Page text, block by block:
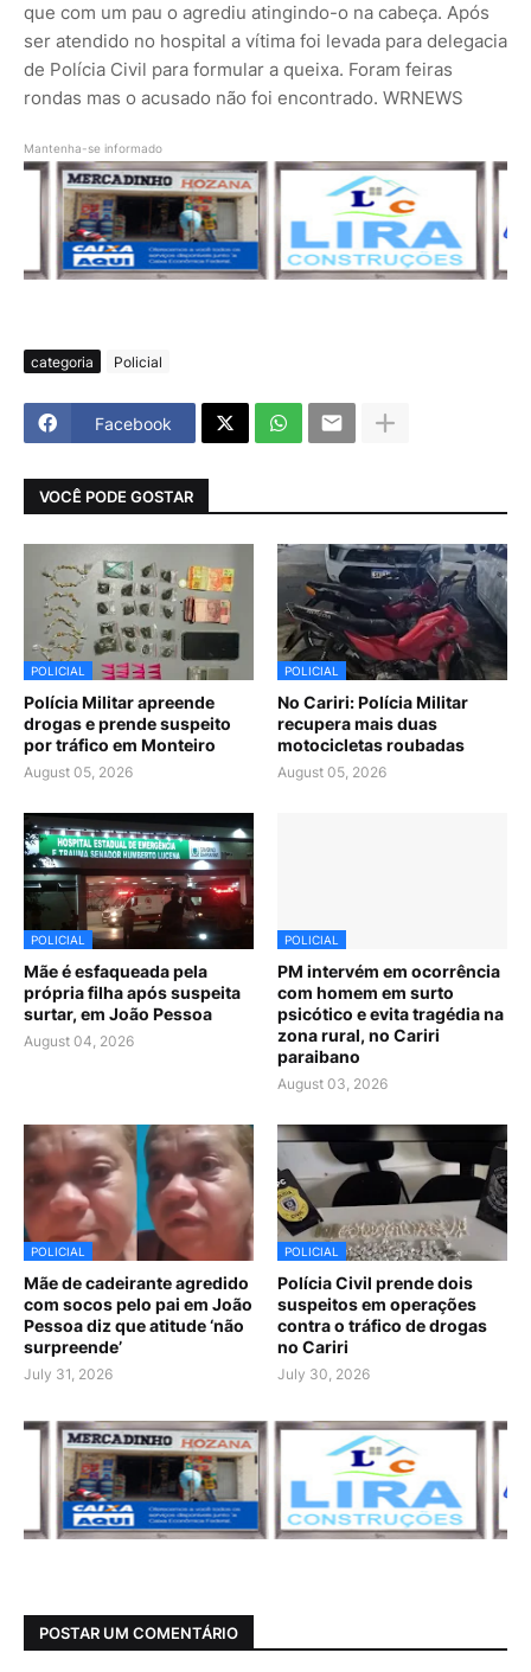
que com um pau o agrediu atingindo-o na cabeça. Após
ser atendido no hospital a vítima foi levada para delegacia
de Polícia Civil para formular a queixa. Foram feiras
rondas mas o acusado não foi encontrado. WRNEWS
Mantenha-se informado
categoria Policial
Facebook
VOCÊ PODE GOSTAR
POLICIAL
Polícia Militar apreende
drogas e prende suspeito
por tráfico em Monteiro
August 05, 2026
POLICIAL
No Cariri: Polícia Militar
recupera mais duas
motocicletas roubadas
August 05, 2026
POLICIAL
Mãe é esfaqueada pela
própria filha após suspeita
surtar, em João Pessoa
August 04, 2026
POLICIAL
PM intervém em ocorrência
com homem em surto
psicótico e evita tragédia na
zona rural, no Cariri
paraibano
August 03, 2026
POLICIAL
Mãe de cadeirante agredido
com socos pelo pai em João
Pessoa diz que atitude ‘não
surpreende’
July 31, 2026
POLICIAL
Polícia Civil prende dois
suspeitos em operações
contra o tráfico de drogas
no Cariri
July 30, 2026
POSTAR UM COMENTÁRIO